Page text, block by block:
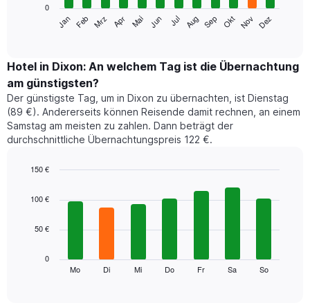
folgende
den
durchschnittlichen
Zimmerpreis
im
jeweiligen
Monat
an.
Diagramm
die
Monate
Jan Feb Mrz Apr Mai Jun Jul Aug Sep Okt Nov Dez
0
Hotel in Dixon: An welchem Tag ist die Übernachtung
am günstigsten?
Der günstigste Tag, um in Dixon zu übernachten, ist Dienstag
(89 €). Andererseits können Reisende damit rechnen, an einem
Samstag am meisten zu zahlen. Dann beträgt der
durchschnittliche Übernachtungspreis 122 €.
chart
bars.
Mo Di Mi Do Fr Sa So
0
50 €
100 €
150 €